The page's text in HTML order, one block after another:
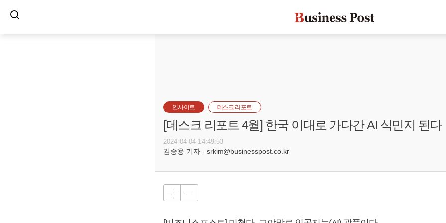
인사이트 데스크 리포트
[데스크 리포트 4월] 한국 이대로 가다간 AI 식민지 된다
2024-04-04 14:49:53
김승용 기자 - srkim@businesspost.co.kr